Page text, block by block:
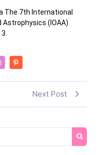
The 7th International
Astrophysics (IOAA)
Next Post